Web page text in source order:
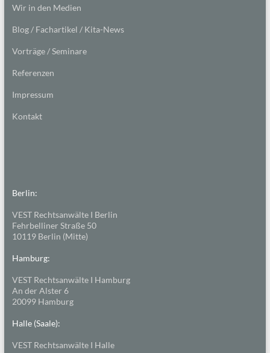
Wir in den Medien
Blog / Fachartikel / Kita-News
Vorträge / Seminare
Referenzen
Impressum
Kontakt
Berlin:
VEST Rechtsanwälte I Berlin
Fehrbelliner Straße 50
10119 Berlin (Mitte)
Hamburg:
VEST Rechtsanwälte I Hamburg
An der Alster 6
20099 Hamburg
Halle (Saale):
VEST Rechtsanwälte I Halle